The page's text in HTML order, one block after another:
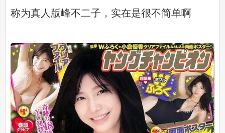
称为真人版峰不二子，实在是很不简单啊